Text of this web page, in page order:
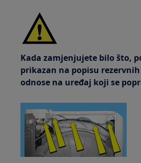
Kada zamjenjujete bilo što,
prikazan na popisu
odnose na uređaj koji se